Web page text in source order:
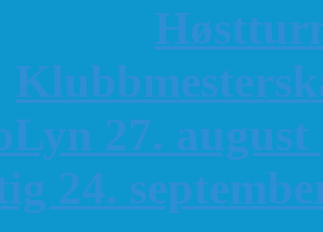
K
27. august
24.